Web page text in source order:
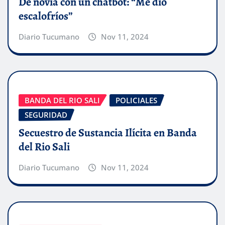
escalofríos”
Diario Tucumano Nov 11, 2024
BANDA DEL RIO SALI
POLICIALES
SEGURIDAD
Secuestro de Sustancia Ilícita en Banda
del Rio Sali
Diario Tucumano Nov 11, 2024